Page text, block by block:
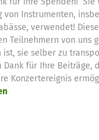
von Instrumenten,
verwendet!
Teilnehmern von uns
ist, sie selber zu
Dank für Ihre Beiträge,
Konzertereignis